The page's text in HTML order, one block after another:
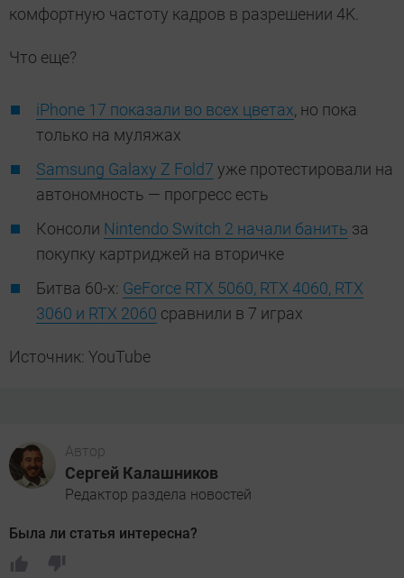
комфортную частоту кадров в разрешении 4K.
Что еще?
iPhone 17 показали во всех цветах, но пока
только на муляжах
Samsung Galaxy Z Fold7 уже протестировали на
автономность — прогресс есть
Консоли Nintendo Switch 2 начали банить за
покупку картриджей на вторичке
Битва 60-х: GeForce RTX 5060, RTX 4060, RTX
3060 и RTX 2060 сравнили в 7 играх
Источник: YouTube
Автор
Сергей Калашников
Редактор раздела новостей
Была ли статья интересна?